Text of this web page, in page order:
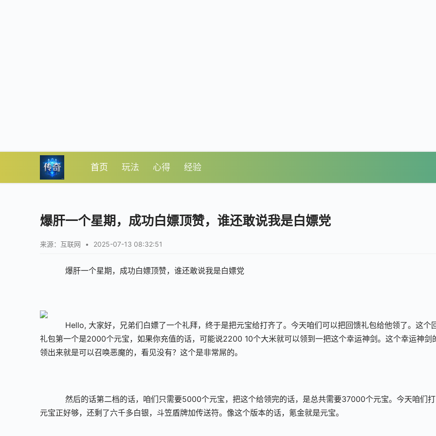
首页 玩法 心得 经验
爆肝一个星期，成功白嫖顶赞，谁还敢说我是白嫖党
来源：互联网 • 2025-07-13 08:32:51
爆肝一个星期，成功白嫖顶赞，谁还敢说我是白嫖党
Hello, 大家好，兄弟们白嫖了一个礼拜，终于是把元宝给打齐了。今天咱们可以把回馈礼包给他领了。这个
礼包第一个是2000个元宝，如果你充值的话，可能说2200 10个大米就可以领到一把这个幸运神剑。这个幸运神剑
领出来就是可以召唤恶魔的，看见没有？这个是非常屌的。
然后的话第二档的话，咱们只需要5000个元宝，把这个给领完的话，是总共需要37000个元宝。今天咱们
元宝正好够，还剩了六千多白银，斗笠盾牌加传送符。像这个版本的话，氪金就是元宝。